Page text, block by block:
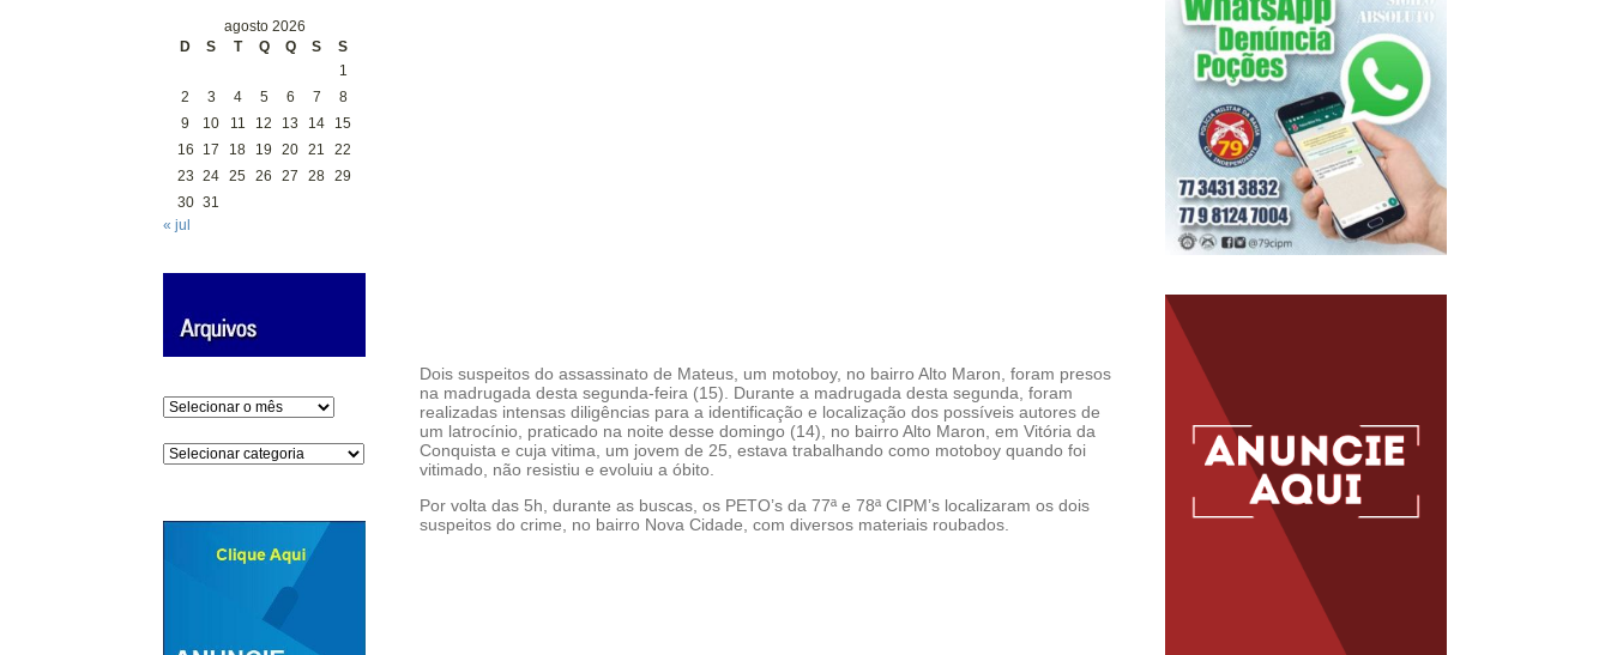
agosto 2026
D
S T Q Q S
S
1
2
3 4 5 6 7
8
9
10 11 12 13 14
15
16
17 18 19 20 21
22
23 24 25 26 27 28 29
30 31
« jul
Arquivos
Categorias
Dois suspeitos do assassinato de Mateus, um motoboy, no bairro Alto Maron, foram presos
na madrugada desta segunda-feira (15). Durante a madrugada desta segunda, foram
realizadas intensas diligências para a identificação e localização dos possíveis autores de
um latrocínio, praticado na noite desse domingo (14), no bairro Alto Maron, em Vitória da
Conquista e cuja vitima, um jovem de 25, estava trabalhando como motoboy quando foi
vitimado, não resistiu e evoluiu a óbito.
Por volta das 5h, durante as buscas, os PETO’s da 77ª e 78ª CIPM’s localizaram os dois
suspeitos do crime, no bairro Nova Cidade, com diversos materiais roubados.